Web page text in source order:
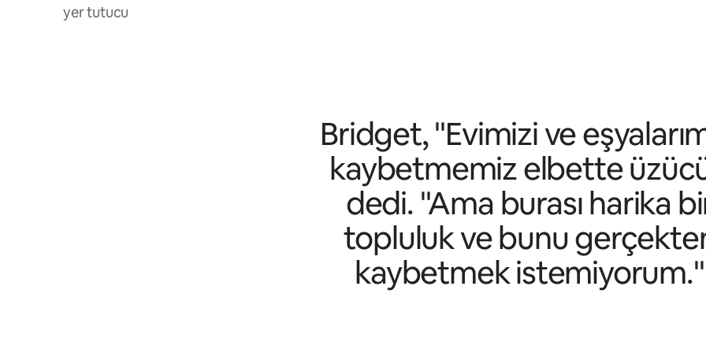
yer tutucu
Bridget, "Evimizi ve
kaybetmemiz elbette
dedi. "Ama burası harika
topluluk ve bunu
kaybetmek istemiyorum."